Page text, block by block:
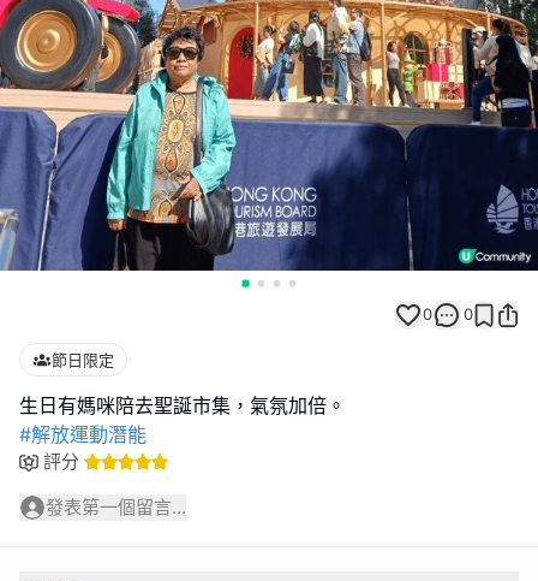
0 0
節日限定
#解放運動潛能
評分
發表第一個留言...